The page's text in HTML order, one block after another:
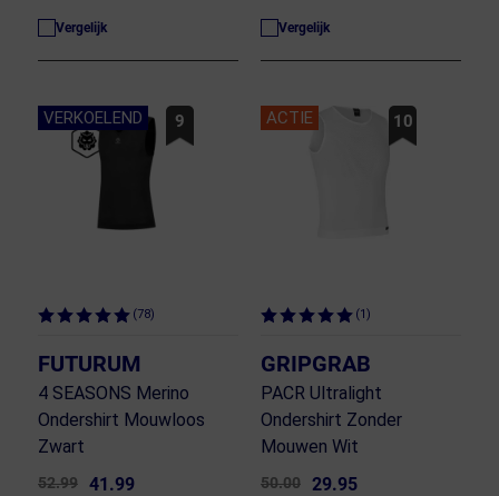
Vergelijk Vergelijk
VERKOELEND 9
(78)
FUTURUM
4 SEASONS Merino
Ondershirt Mouwloos
Zwart
52.99 41.99
ACTIE 10
(1)
GRIPGRAB
PACR Ultralight
Ondershirt Zonder
Mouwen Wit
50.00 29.95